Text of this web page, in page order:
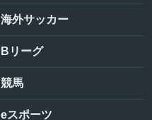
海外サッカー
Bリーグ
競馬
eスポーツ